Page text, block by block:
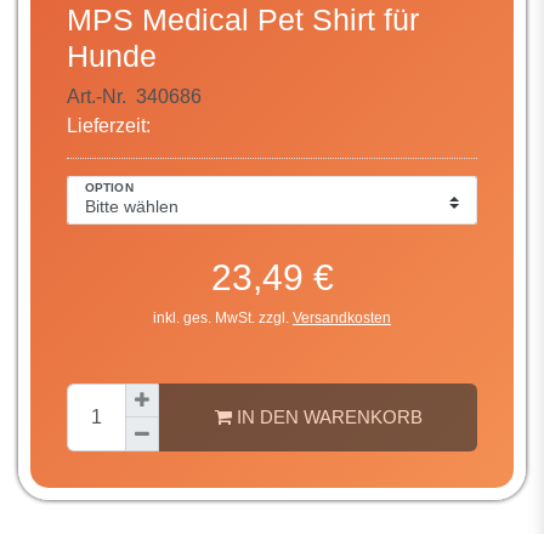
MPS Medical Pet Shirt für
Hunde
Art.-Nr. 340686
Lieferzeit:
OPTION
23,49 €
inkl. ges. MwSt. zzgl. Versandkosten
IN DEN WARENKORB